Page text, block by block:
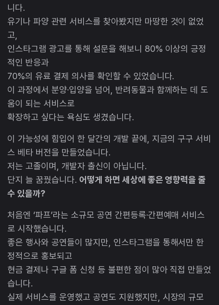
니다.
유기나 파양 관련 서비스를 찾아봤지만 마땅한 것이 없었
고,
인스타그램 광고를 통해 설문을 해보니 80% 이상의 긍정
적인 반응과
70%의 유료 결제 의사를 확인할 수 있었습니다.
이 과정에서 분양·입양을 넘어, 반려동물과 함께하는 데 도
움이 되는 서비스로
확장하고 싶다는 욕심도 생겼습니다.
이 가능성에 힘입어 한 달간의 개발 끝에, 지금의 구구 서비
스 베타 버전을 만들었습니다.
저는 고졸이며, 개발자 출신이 아닙니다.
단지 늘 꿈꿨습니다. 어떻게 하면 세상에 좋은 영향력을 줄
수 있을까?
처음엔 ‘파프’라는 소규모 공연 간편등록·간편예매 서비스
로 시작했습니다.
좋은 행사와 공연들이 많지만, 인스타그램을 통해서만 한
정적으로 홍보되고
현금 결제나 구글 폼 신청 등 불편한 점이 많아 직접 만들었
습니다.
실제 서비스를 운영했고 공연도 지원했지만, 시장의 규모